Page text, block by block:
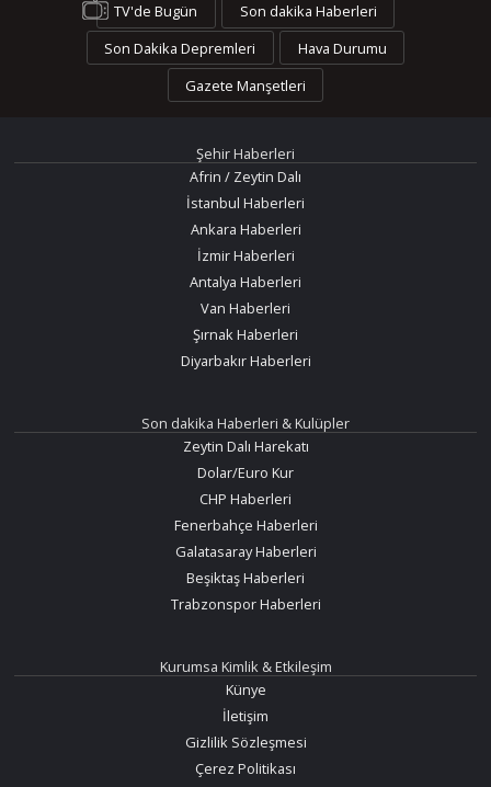
TV'de Bugün
Son dakika Haberleri
Son Dakika Depremleri
Hava Durumu
Gazete Manşetleri
Şehir Haberleri
Afrin / Zeytin Dalı
İstanbul Haberleri
Ankara Haberleri
İzmir Haberleri
Antalya Haberleri
Van Haberleri
Şırnak Haberleri
Diyarbakır Haberleri
Son dakika Haberleri & Kulüpler
Zeytin Dalı Harekatı
Dolar/Euro Kur
CHP Haberleri
Fenerbahçe Haberleri
Galatasaray Haberleri
Beşiktaş Haberleri
Trabzonspor Haberleri
Kurumsa Kimlik & Etkileşim
Künye
İletişim
Gizlilik Sözleşmesi
Çerez Politikası